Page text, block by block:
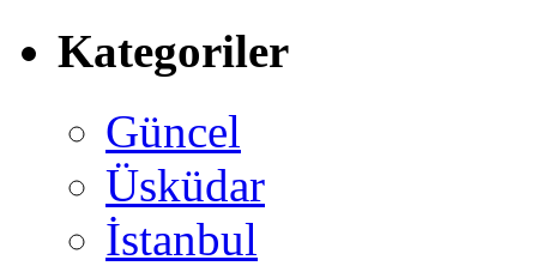
Kategoriler
Güncel
Üsküdar
İstanbul